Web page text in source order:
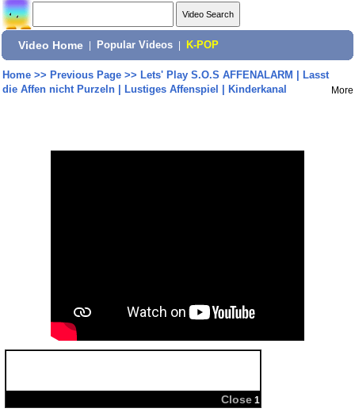
Video Home Popular Videos K-POP
Home>> Previous Page>> Lets' Play S.O.S AFFENALARM | Lasst
die Affen nicht Purzeln | Lustiges Affenspiel | Kinderkanal
More
Share: